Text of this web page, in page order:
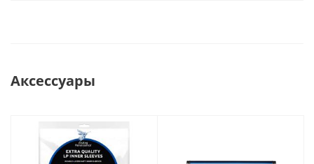
Аксессуары